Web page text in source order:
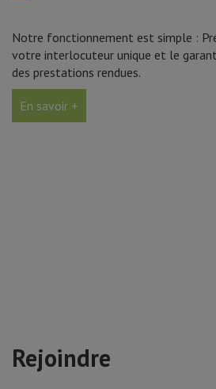
Notre fonctionnement est simple :
votre interlocuteur unique et le
des prestations rendues.
En savoir +
Rejoindre